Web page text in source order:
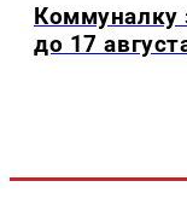
Коммуналку
до 17